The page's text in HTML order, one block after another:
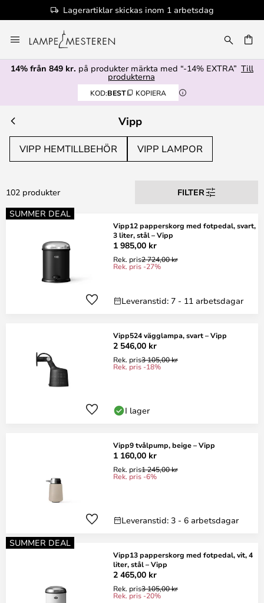
Lagerartiklar skickas inom 1 arbetsdag
till
innehållet
14% från 849 kr. på produkter märkta med “-14% EXTRA” Till
produkterna
KOD:BEST KOPIERA
Vipp
VIPP HEMTILLBEHÖR VIPP LAMPOR
102 produkter
FILTER
SUMMER DEAL
Vipp12 papperskorg med fotpedal, svart,
3 liter, stål – Vipp
1 985,00 kr
Rek. pris2 724,00 kr
Rek. pris -27%
Leveranstid: 7 - 11 arbetsdagar
Vipp524 vägglampa, svart – Vipp
2 546,00 kr
Rek. pris3 105,00 kr
Rek. pris -18%
I lager
Vipp9 tvålpump, beige – Vipp
1 160,00 kr
Rek. pris1 245,00 kr
Rek. pris -6%
Leveranstid: 3 - 6 arbetsdagar
SUMMER DEAL
Vipp13 papperskorg med fotpedal, vit, 4
liter, stål – Vipp
2 465,00 kr
Rek. pris3 105,00 kr
Rek. pris -20%